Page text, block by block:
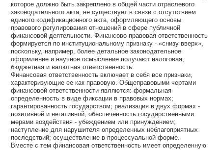
которое должно быть закреплено в общей части отраслевого
законодательного акта, не существует в связи с отсутствием
единого кодификационного акта, оформляющего основы
правового регулирования отношений в сфере публичной
финансовой деятельности. Финансово-правовая ответственность
формируется по институциональному признаку - «снизу вверх»,
поскольку, например, более детальное законодательное
оформление и научное осмысление получают налоговая,
бюджетная и валютная ответственность.
Финансовая ответственность включает в себя все признаки,
характеризующие ее как правовую. Общеправовыми чертами
финансовой ответственности являются: формальная
определенность в виде фиксации в правовых нормах;
гарантированность государством; реализация в двух формах -
позитивной и негативной; обеспеченность государственными
мерами воздействия - убеждением или принуждением;
наступление для нарушителя определенных неблагоприятных
последствий; осуществление в процессуальной форме.
Вместе с тем финансовая ответственность имеет определенную